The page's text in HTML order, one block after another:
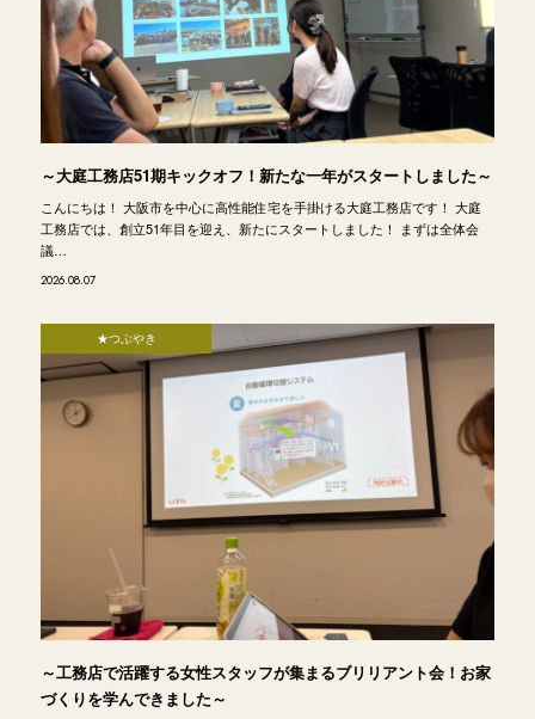
～大庭工務店51期キックオフ！新たな一年がスタートしました～
こんにちは！ 大阪市を中心に高性能住宅を手掛ける大庭工務店です！ 大庭
工務店では、創立51年目を迎え、新たにスタートしました！ まずは全体会
議…
2026.08.07
★つぶやき
～工務店で活躍する女性スタッフが集まるブリリアント会！お家
づくりを学んできました～